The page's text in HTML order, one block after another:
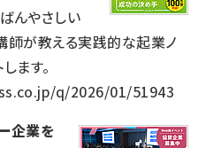
んやさしい
師が教える実践的な起業ノ
ます。
q/2026/01/51943
企業を